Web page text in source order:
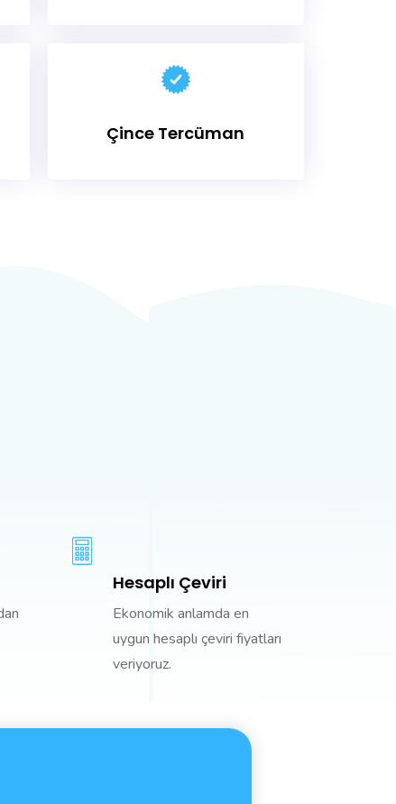
Çince Tercüman
Hesaplı Çeviri
Ekonomik anlamda en
uygun hesaplı çeviri fiyatları
veriyoruz.